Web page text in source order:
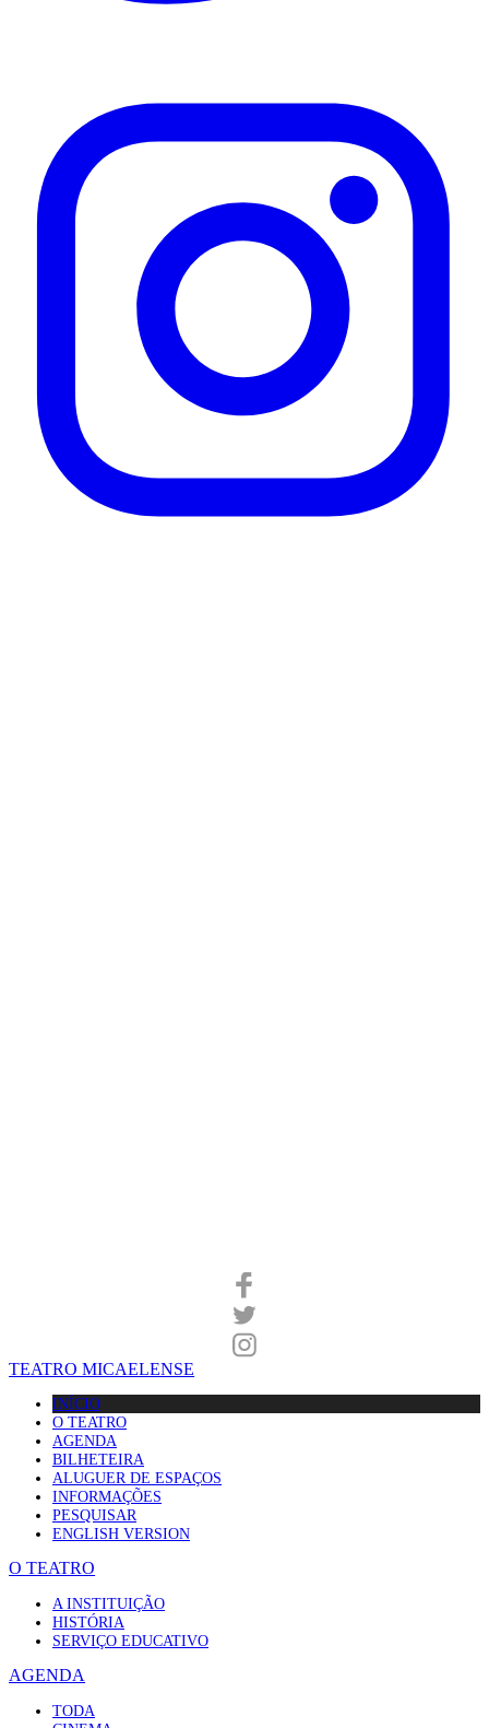
TEATRO MICAELENSE
INÍCIO
O TEATRO
AGENDA
BILHETEIRA
ALUGUER DE ESPAÇOS
INFORMAÇÕES
PESQUISAR
ENGLISH VERSION
O TEATRO
A INSTITUIÇÃO
HISTÓRIA
SERVIÇO EDUCATIVO
AGENDA
TODA